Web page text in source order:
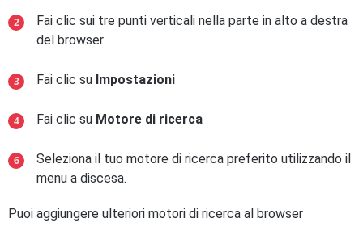
Fai clic sui tre punti verticali nella parte in alto a destra
del browser
Fai clic su Impostazioni
Fai clic su Motore di ricerca
Seleziona il tuo motore di ricerca preferito utilizzando il
menu a discesa.
Puoi aggiungere ulteriori motori di ricerca al browser